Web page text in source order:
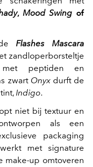
, Mood Swing of
deFlashes Mascara
zandloperborsteltje
peptiden en
zwart Onyxdurft de
Indigo.
niet bij textuur en
als een
packaging
met signature
make-up omtoveren